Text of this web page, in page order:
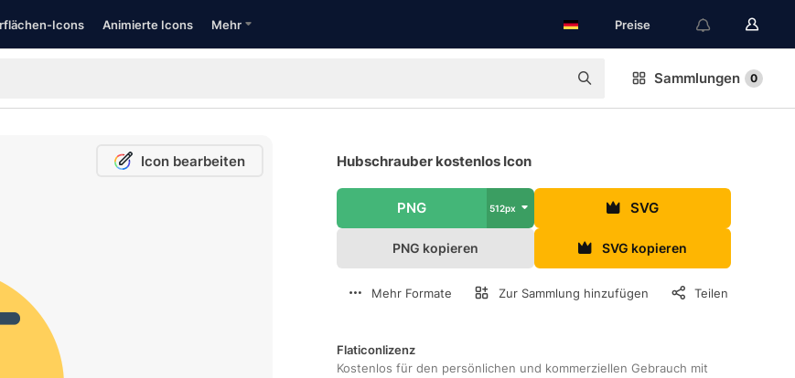
Icons Animierte Icons Mehr Preise
Sammlungen 0
Icon bearbeiten Hubschrauber kostenlos Icon
PNG 512px SVG
PNG kopieren SVG kopieren
Mehr Formate Zur Sammlung hinzufügen Teilen
Flaticonlizenz
Kostenlos für den persönlichen und kommerziellen Gebrauch mit